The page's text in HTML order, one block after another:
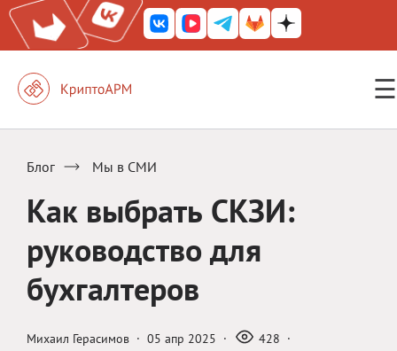
☰
Железный почтовый ящик
КриптоАРМ Mobile
Блог Мы в СМИ
Как выбрать СКЗИ:
руководство для
бухгалтеров
Михаил Герасимов · 05 апр 2025 · 428 ·